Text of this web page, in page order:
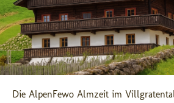
Die AlpenFewo Almzeit im